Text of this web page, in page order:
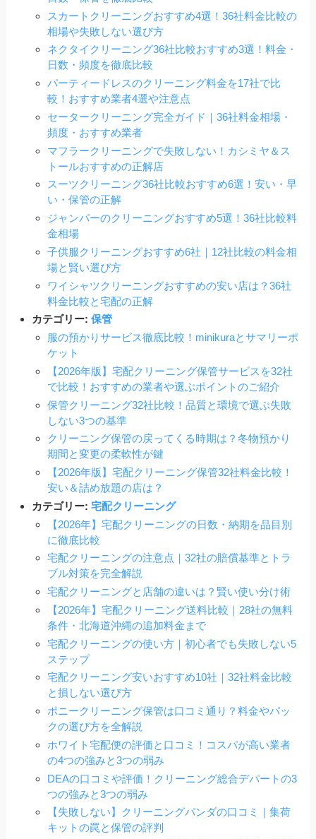
スカートクリーニングおすすめ4選！36社料金比較の
相場や失敗しない選び方
ネクタイクリーニング36社比較おすすめ3選！料金・
日数・頻度を徹底比較
パーティードレスのクリーニング料金を17社で比
較！おすすめ業者4選や注意点
セータークリーニング完全ガイド｜36社料金相場・
頻度・おすすめ業者
マフラークリーニングで失敗しない！カシミヤ＆ス
トールおすすめの正解店
スーツクリーニング36社比較おすすめ6選！安い・早
い・保管の正解
ジャンパーのクリーニングおすすめ5選！36社比較料
金相場
子供服クリーニングおすすめ6社｜12社比較の料金相
場と賢い選び方
ワイシャツクリーニングおすすめの安い店は？36社
料金比較と宅配の正解
カテゴリー: 保管
服の預かりサービス徹底比較！minikuraとサマリーポ
ケット
【2026年版】宅配クリーニング保管サービスを32社
で比較！おすすめの業者や選ぶポイントのご紹介
保管クリーニング32社比較！品質と環境で選ぶ失敗
しない3つの基準
クリーニング保管の戻ってくる時期は？冬物預かり
期間と変更の柔軟性が鍵
【2026年版】宅配クリーニング保管32社料金比較！
安い＆詰め放題の店は？
カテゴリー: 宅配クリーニング
【2026年】宅配クリーニングの日数・納期を品目別
に徹底比較
宅配クリーニングの注意点｜32社の賠償基準とトラ
ブル対策を完全解説
宅配クリーニングと店舗の違いは？賢い使い分け術
【2026年】宅配クリーニング送料比較｜28社の無料
条件・北海道沖縄の追加料金まで
宅配クリーニングの使い方｜初心者でも失敗しない5
ステップ
宅配クリーニング安いおすすめ10社｜32社料金比較
と損しない選び方
ポニークリーニング保管は口コミ通り？料金やパッ
クの選び方を全解説
ホワイト宅配便の評価と口コミ！コスパが高い業者
の4つの強みと3つの弱み
DEAの口コミや評価！クリーニング総合デパートの3
つの強みと3つの弱み
【失敗しない】クリーニングパンダの口コミ｜集荷
キットの罠と保管の評判